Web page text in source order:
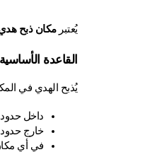
يُعتبر مكان ذبح هدي
القاعدة الأساسية
يُذبح الهدي في
داخل
خارج
في أي